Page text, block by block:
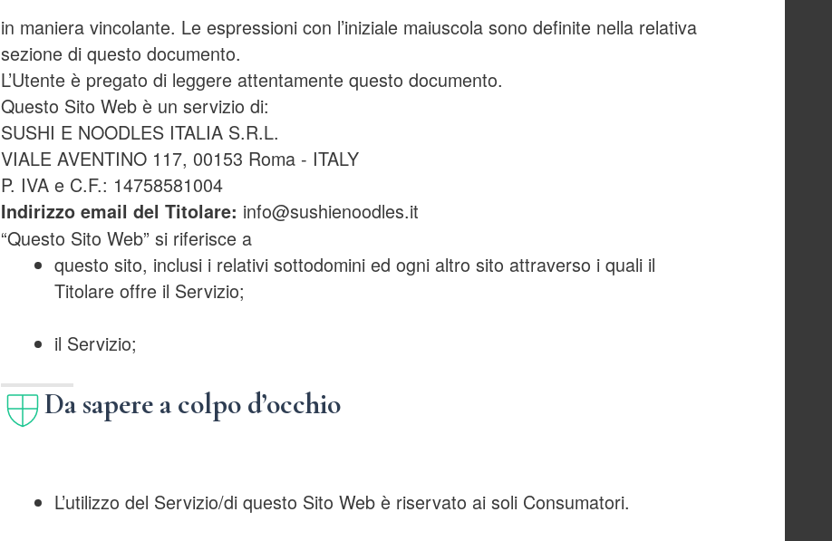
in maniera vincolante. Le espressioni con l’iniziale maiuscola sono definite nella relativa
sezione di questo documento.
L’Utente è pregato di leggere attentamente questo documento.
Questo Sito Web è un servizio di:
SUSHI E NOODLES ITALIA S.R.L.
VIALE AVENTINO 117, 00153 Roma - ITALY
P. IVA e C.F.: 14758581004
Indirizzo email del Titolare: info@sushienoodles.it
“Questo Sito Web” si riferisce a
questo sito, inclusi i relativi sottodomini ed ogni altro sito attraverso i quali il
Titolare offre il Servizio;
il Servizio;
Da sapere a colpo d’occhio
L’utilizzo del Servizio/di questo Sito Web è riservato ai soli Consumatori.